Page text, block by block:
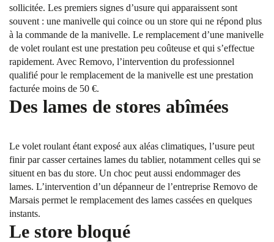
sollicitée. Les premiers signes d’usure qui apparaissent sont
souvent : une manivelle qui coince ou un store qui ne répond plus
à la commande de la manivelle. Le remplacement d’une manivelle
de volet roulant est une prestation peu coûteuse et qui s’effectue
rapidement. Avec Removo, l’intervention du professionnel
qualifié pour le remplacement de la manivelle est une prestation
facturée moins de 50 €.
Des lames de stores abîmées
Le volet roulant étant exposé aux aléas climatiques, l’usure peut
finir par casser certaines lames du tablier, notamment celles qui se
situent en bas du store. Un choc peut aussi endommager des
lames. L’intervention d’un dépanneur de l’entreprise Removo de
Marsais permet le remplacement des lames cassées en quelques
instants.
Le store bloqué